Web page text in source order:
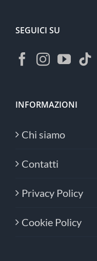
SEGUICI SU
INFORMAZIONI
Chi siamo
Contatti
Privacy Policy
Cookie Policy